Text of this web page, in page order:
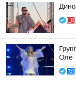
Оле